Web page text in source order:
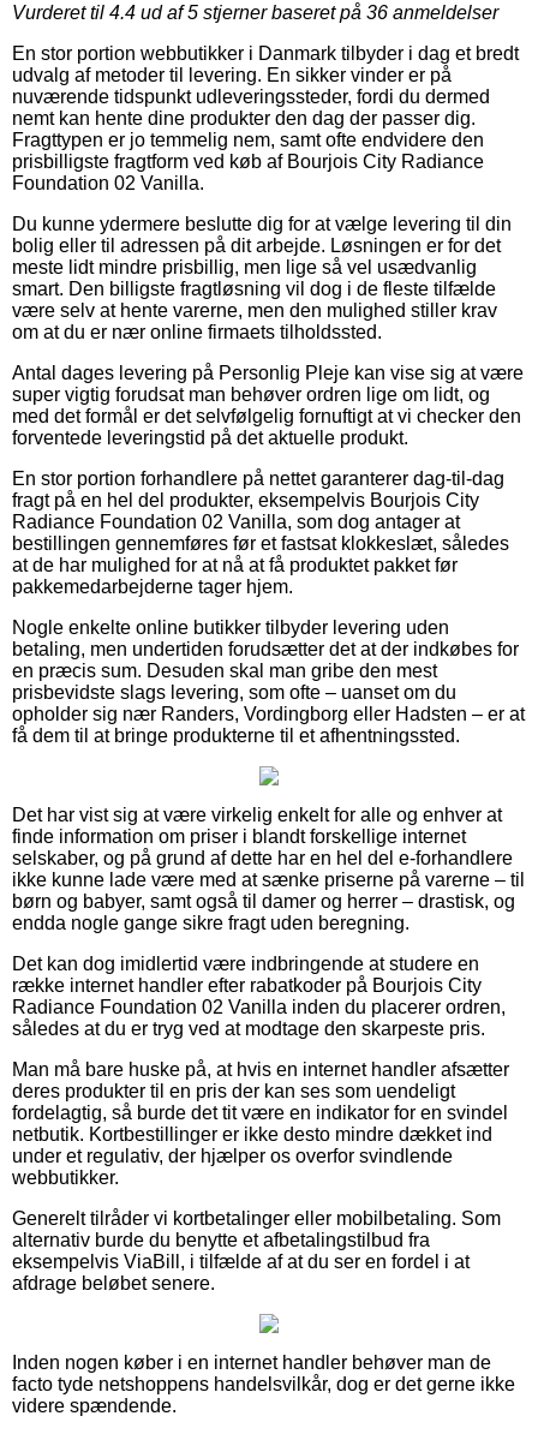
Vurderet til 4.4 ud af 5 stjerner baseret på 36 anmeldelser
En stor portion webbutikker i Danmark tilbyder i dag et bredt
udvalg af metoder til levering. En sikker vinder er på
nuværende tidspunkt udleveringssteder, fordi du dermed
nemt kan hente dine produkter den dag der passer dig.
Fragttypen er jo temmelig nem, samt ofte endvidere den
prisbilligste fragtform ved køb af Bourjois City Radiance
Foundation 02 Vanilla.
Du kunne ydermere beslutte dig for at vælge levering til din
bolig eller til adressen på dit arbejde. Løsningen er for det
meste lidt mindre prisbillig, men lige så vel usædvanlig
smart. Den billigste fragtløsning vil dog i de fleste tilfælde
være selv at hente varerne, men den mulighed stiller krav
om at du er nær online firmaets tilholdssted.
Antal dages levering på Personlig Pleje kan vise sig at være
super vigtig forudsat man behøver ordren lige om lidt, og
med det formål er det selvfølgelig fornuftigt at vi checker den
forventede leveringstid på det aktuelle produkt.
En stor portion forhandlere på nettet garanterer dag-til-dag
fragt på en hel del produkter, eksempelvis Bourjois City
Radiance Foundation 02 Vanilla, som dog antager at
bestillingen gennemføres før et fastsat klokkeslæt, således
at de har mulighed for at nå at få produktet pakket før
pakkemedarbejderne tager hjem.
Nogle enkelte online butikker tilbyder levering uden
betaling, men undertiden forudsætter det at der indkøbes for
en præcis sum. Desuden skal man gribe den mest
prisbevidste slags levering, som ofte – uanset om du
opholder sig nær Randers, Vordingborg eller Hadsten – er at
få dem til at bringe produkterne til et afhentningssted.
Det har vist sig at være virkelig enkelt for alle og enhver at
finde information om priser i blandt forskellige internet
selskaber, og på grund af dette har en hel del e-forhandlere
ikke kunne lade være med at sænke priserne på varerne – til
børn og babyer, samt også til damer og herrer – drastisk, og
endda nogle gange sikre fragt uden beregning.
Det kan dog imidlertid være indbringende at studere en
række internet handler efter rabatkoder på Bourjois City
Radiance Foundation 02 Vanilla inden du placerer ordren,
således at du er tryg ved at modtage den skarpeste pris.
Man må bare huske på, at hvis en internet handler afsætter
deres produkter til en pris der kan ses som uendeligt
fordelagtig, så burde det tit være en indikator for en svindel
netbutik. Kortbestillinger er ikke desto mindre dækket ind
under et regulativ, der hjælper os overfor svindlende
webbutikker.
Generelt tilråder vi kortbetalinger eller mobilbetaling. Som
alternativ burde du benytte et afbetalingstilbud fra
eksempelvis ViaBill, i tilfælde af at du ser en fordel i at
afdrage beløbet senere.
Inden nogen køber i en internet handler behøver man de
facto tyde netshoppens handelsvilkår, dog er det gerne ikke
videre spændende.